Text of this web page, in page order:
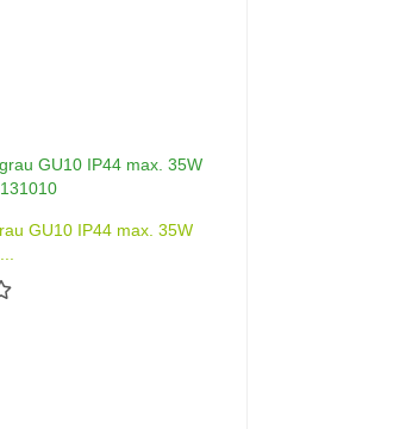
GU10 IP44 max. 35W